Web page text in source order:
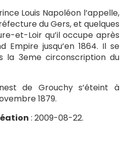
Louis Napoléon l’appelle,
du Gers, et quelques
et-Loir qu’il occupe après
Empire jusqu’en 1864. Il se
3eme circonscription du
de Grouchy s’éteint à
1879.
: 2009-08-22.